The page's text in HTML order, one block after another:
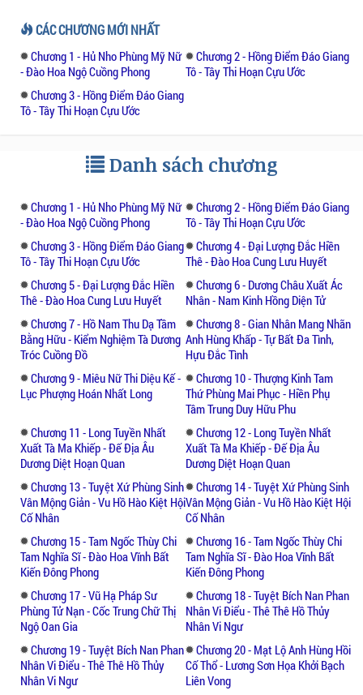
CÁC CHƯƠNG MỚI NHẤT
Chương 1 - Hủ Nho Phùng Mỹ Nữ
- Đào Hoa Ngộ Cuồng Phong
Chương 2 - Hồng Điểm Đáo Giang
Tô - Tây Thi Hoạn Cựu Ước
Chương 3 - Hồng Điểm Đáo Giang
Tô - Tây Thi Hoạn Cựu Ước
Danh sách chương
Chương 1 - Hủ Nho Phùng Mỹ Nữ
- Đào Hoa Ngộ Cuồng Phong
Chương 2 - Hồng Điểm Đáo Giang
Tô - Tây Thi Hoạn Cựu Ước
Chương 3 - Hồng Điểm Đáo Giang
Tô - Tây Thi Hoạn Cựu Ước
Chương 4 - Đại Lượng Đắc Hiền
Thê - Đào Hoa Cung Lưu Huyết
Chương 5 - Đại Lượng Đắc Hiền
Thê - Đào Hoa Cung Lưu Huyết
Chương 6 - Dương Châu Xuất Ác
Nhân - Nam Kinh Hồng Diện Tử
Chương 7 - Hồ Nam Thu Dạ Tầm
Bằng Hữu - Kiểm Nghiệm Tà Dương
Tróc Cuồng Đồ
Chương 8 - Gian Nhân Mang Nhãn
Anh Hùng Khấp - Tự Bất Đa Tình,
Hựu Đắc Tình
Chương 9 - Miêu Nữ Thi Diệu Kế -
Lục Phượng Hoán Nhất Long
Chương 10 - Thượng Kinh Tam
Thứ Phùng Mai Phục - Hiền Phụ
Tâm Trung Duy Hữu Phu
Chương 11 - Long Tuyền Nhất
Xuất Tà Ma Khiếp - Đế Địa Âu
Dương Diệt Hoạn Quan
Chương 12 - Long Tuyền Nhất
Xuất Tà Ma Khiếp - Đế Địa Âu
Dương Diệt Hoạn Quan
Chương 13 - Tuyệt Xứ Phùng Sinh
Vân Mộng Giản - Vu Hồ Hào Kiệt Hội
Cố Nhân
Chương 14 - Tuyệt Xứ Phùng Sinh
Vân Mộng Giản - Vu Hồ Hào Kiệt Hội
Cố Nhân
Chương 15 - Tam Ngốc Thùy Chi
Tam Nghĩa Sĩ - Đào Hoa Vĩnh Bất
Kiến Đông Phong
Chương 16 - Tam Ngốc Thùy Chi
Tam Nghĩa Sĩ - Đào Hoa Vĩnh Bất
Kiến Đông Phong
Chương 17 - Vũ Hạ Pháp Sư
Phùng Tử Nạn - Cốc Trung Chữ Thị
Ngộ Oan Gia
Chương 18 - Tuyệt Bích Nan Phan
Nhân Vi Điểu - Thê Thê Hồ Thủy
Nhân Vi Ngư
Chương 19 - Tuyệt Bích Nan Phan
Nhân Vi Điểu - Thê Thê Hồ Thủy
Nhân Vi Ngư
Chương 20 - Mạt Lộ Anh Hùng Hồi
Cố Thổ - Lương Sơn Họa Khởi Bạch
Liên Vong